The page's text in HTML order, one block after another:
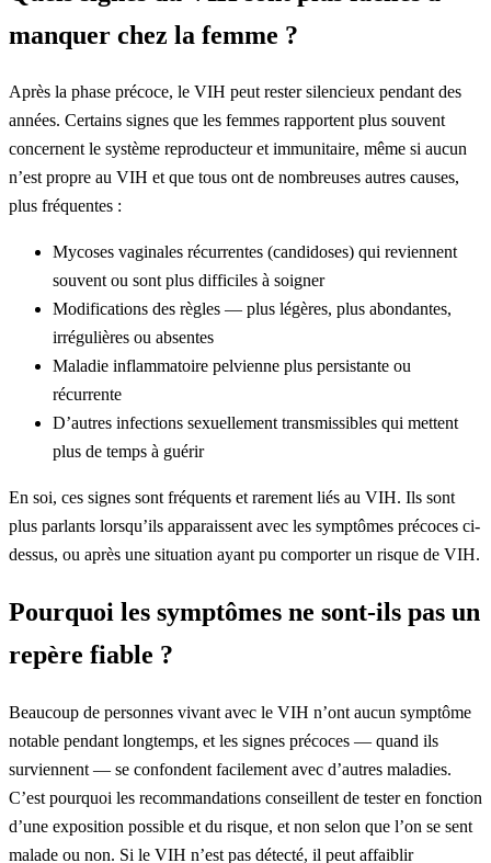
manquer chez la femme ?
Après la phase précoce, le VIH peut rester silencieux pendant des
années. Certains signes que les femmes rapportent plus souvent
concernent le système reproducteur et immunitaire, même si aucun
n’est propre au VIH et que tous ont de nombreuses autres causes,
plus fréquentes :
Mycoses vaginales récurrentes (candidoses) qui reviennent
souvent ou sont plus difficiles à soigner
Modifications des règles — plus légères, plus abondantes,
irrégulières ou absentes
Maladie inflammatoire pelvienne plus persistante ou
récurrente
D’autres infections sexuellement transmissibles qui mettent
plus de temps à guérir
En soi, ces signes sont fréquents et rarement liés au VIH. Ils sont
plus parlants lorsqu’ils apparaissent avec les symptômes précoces ci-
dessus, ou après une situation ayant pu comporter un risque de VIH.
Pourquoi les symptômes ne sont-ils pas un
repère fiable ?
Beaucoup de personnes vivant avec le VIH n’ont aucun symptôme
notable pendant longtemps, et les signes précoces — quand ils
surviennent — se confondent facilement avec d’autres maladies.
C’est pourquoi les recommandations conseillent de tester en fonction
d’une exposition possible et du risque, et non selon que l’on se sent
malade ou non. Si le VIH n’est pas détecté, il peut affaiblir